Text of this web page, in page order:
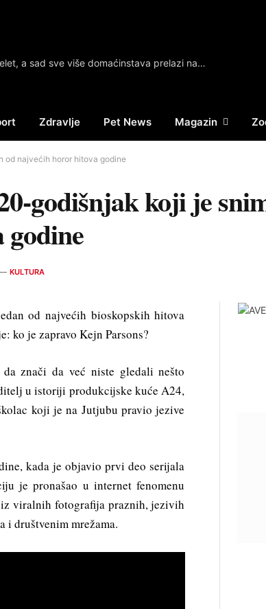
Godinama svi birali pelet, a sad sve više domaćinstava prelazi na ovaj način grejanja – Nema loženja, a računi manji
Zdravlje Pet News Magazin
od najvećih horor hitova godine
godišnjak koji je
KULTURA
od najvećih bioskopskih hitova
ko je zapravo Kejn Parsons?
znači da već niste gledali nešto
u istoriji produkcijske kuće A24,
koji je na Jutjubu pravio jezive
kada je objavio prvi deo serijala
je pronašao u internet fenomenu
viralnih fotografija praznih, jezivih
i društvenim mrežama.